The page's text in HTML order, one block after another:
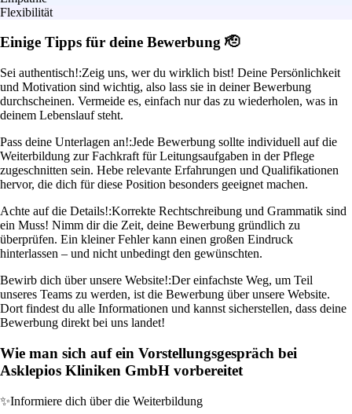
Flexibilität
Einige Tipps für deine Bewerbung 🫡
Sei authentisch!:Zeig uns, wer du wirklich bist! Deine Persönlichkeit
und Motivation sind wichtig, also lass sie in deiner Bewerbung
durchscheinen. Vermeide es, einfach nur das zu wiederholen, was in
deinem Lebenslauf steht.
Pass deine Unterlagen an!:Jede Bewerbung sollte individuell auf die
Weiterbildung zur Fachkraft für Leitungsaufgaben in der Pflege
zugeschnitten sein. Hebe relevante Erfahrungen und Qualifikationen
hervor, die dich für diese Position besonders geeignet machen.
Achte auf die Details!:Korrekte Rechtschreibung und Grammatik sind
ein Muss! Nimm dir die Zeit, deine Bewerbung gründlich zu
überprüfen. Ein kleiner Fehler kann einen großen Eindruck
hinterlassen – und nicht unbedingt den gewünschten.
Bewirb dich über unsere Website!:Der einfachste Weg, um Teil
unseres Teams zu werden, ist die Bewerbung über unsere Website.
Dort findest du alle Informationen und kannst sicherstellen, dass deine
Bewerbung direkt bei uns landet!
Wie man sich auf ein Vorstellungsgespräch bei
Asklepios Kliniken GmbH vorbereitet
✨Informiere dich über die Weiterbildung